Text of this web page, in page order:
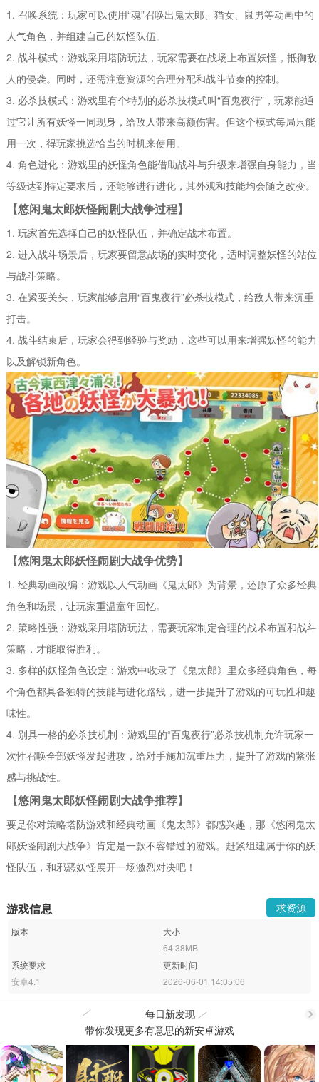
1. 召唤系统：玩家可以使用“魂”召唤出鬼太郎、猫女、鼠男等动画中的
人气角色，并组建自己的妖怪队伍。
2. 战斗模式：游戏采用塔防玩法，玩家需要在战场上布置妖怪，抵御敌
人的侵袭。同时，还需注意资源的合理分配和战斗节奏的控制。
3. 必杀技模式：游戏里有个特别的必杀技模式叫“百鬼夜行”，玩家能通
过它让所有妖怪一同现身，给敌人带来高额伤害。但这个模式每局只能
用一次，得玩家挑选恰当的时机来使用。
4. 角色进化：游戏里的妖怪角色能借助战斗与升级来增强自身能力，当
等级达到特定要求后，还能够进行进化，其外观和技能均会随之改变。
【悠闲鬼太郎妖怪闹剧大战争过程】
1. 玩家首先选择自己的妖怪队伍，并确定战术布置。
2. 进入战斗场景后，玩家要留意战场的实时变化，适时调整妖怪的站位
与战斗策略。
3. 在紧要关头，玩家能够启用“百鬼夜行”必杀技模式，给敌人带来沉重
打击。
4. 战斗结束后，玩家会得到经验与奖励，这些可以用来增强妖怪的能力
以及解锁新角色。
【悠闲鬼太郎妖怪闹剧大战争优势】
1. 经典动画改编：游戏以人气动画《鬼太郎》为背景，还原了众多经典
角色和场景，让玩家重温童年回忆。
2. 策略性强：游戏采用塔防玩法，需要玩家制定合理的战术布置和战斗
策略，才能取得胜利。
3. 多样的妖怪角色设定：游戏中收录了《鬼太郎》里众多经典角色，每
个角色都具备独特的技能与进化路线，进一步提升了游戏的可玩性和趣
味性。
4. 别具一格的必杀技机制：游戏里的“百鬼夜行”必杀技机制允许玩家一
次性召唤全部妖怪发起进攻，给对手施加沉重压力，提升了游戏的紧张
感与挑战性。
【悠闲鬼太郎妖怪闹剧大战争推荐】
要是你对策略塔防游戏和经典动画《鬼太郎》都感兴趣，那《悠闲鬼太
郎妖怪闹剧大战争》肯定是一款不容错过的游戏。赶紧组建属于你的妖
怪队伍，和邪恶妖怪展开一场激烈对决吧！
游戏信息 求资源
版本
大小
64.38MB
系统要求
安卓4.1
更新时间
2026-06-01 14:05:06
每日新发现
更
带你发现更多有意思的新安卓游戏